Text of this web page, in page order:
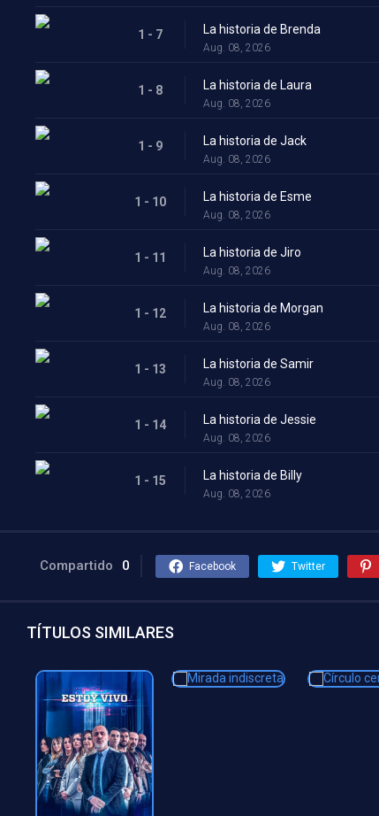
1 - 7 La historia de Brenda
Aug. 08, 2026
1 - 8 La historia de Laura
Aug. 08, 2026
1 - 9 La historia de Jack
Aug. 08, 2026
1 - 10 La historia de Esme
Aug. 08, 2026
1 - 11 La historia de Jiro
Aug. 08, 2026
1 - 12 La historia de Morgan
Aug. 08, 2026
1 - 13 La historia de Samir
Aug. 08, 2026
1 - 14 La historia de Jessie
Aug. 08, 2026
1 - 15 La historia de Billy
Aug. 08, 2026
Compartido 0 Facebook Twitter
TÍTULOS SIMILARES